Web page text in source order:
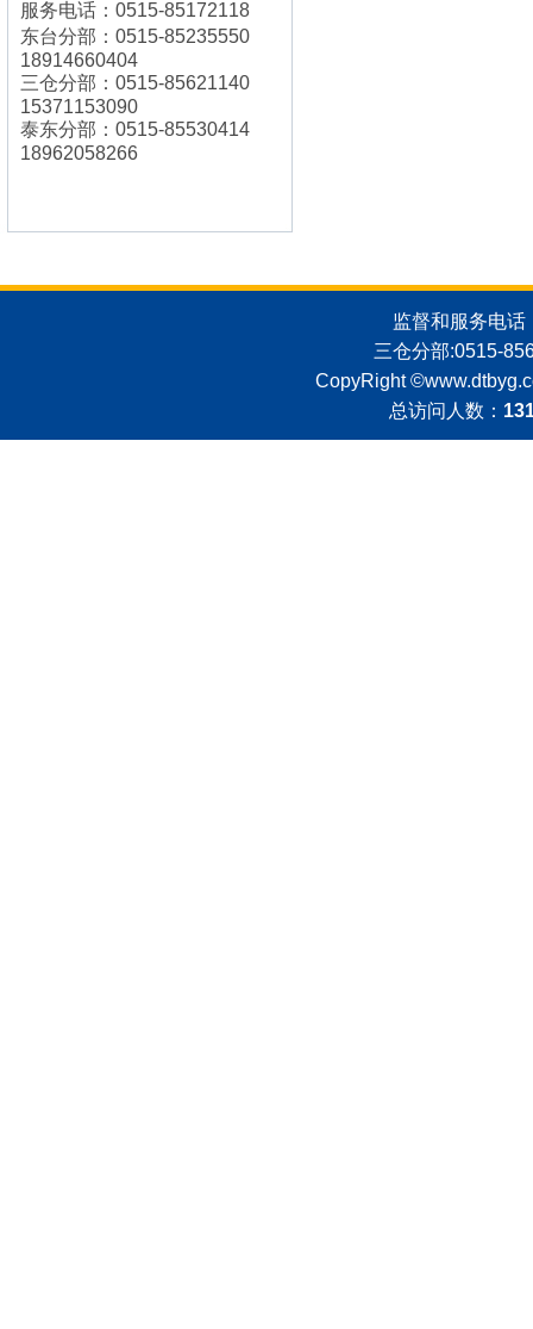
服务电话：0515-85172118
东台分部：0515-85235550
18914660404
三仓分部：0515-85621140
15371153090
泰东分部：0515-85530414
18962058266
监督和服务电
三仓分部:0515-
CopyRight ©
总访问人数：